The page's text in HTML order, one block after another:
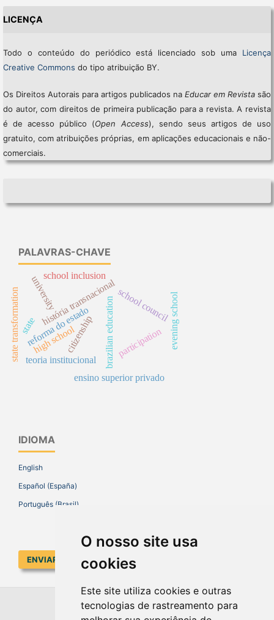
O nosso site usa
cookies
Este site utiliza cookies e outras
tecnologias de rastreamento para
LICENÇA
Todo o conteúdo do periódico está licenciado sob uma Licença
Creative Commons do tipo atribuição BY.
Os Direitos Autorais para artigos publicados naEducar em Revista são
do autor, com direitos de primeira publicação para a revista. A revista
é de acesso público (Open Access), sendo seus artigos de uso
gratuito, com atribuições próprias, em aplicações educacionais e não-
comerciais.
PALAVRAS-CHAVE
história transnacional
brazilian educationschool council
citizenship participation
ensino superior privado
reforma do estado
teoria institucional
state transformation university
high school evening school
school inclusion
state
IDIOMA
English
Español (España)
Português (Brasil)
ENVIAR SUBMISSÃO
EDUCAR EM REVISTA